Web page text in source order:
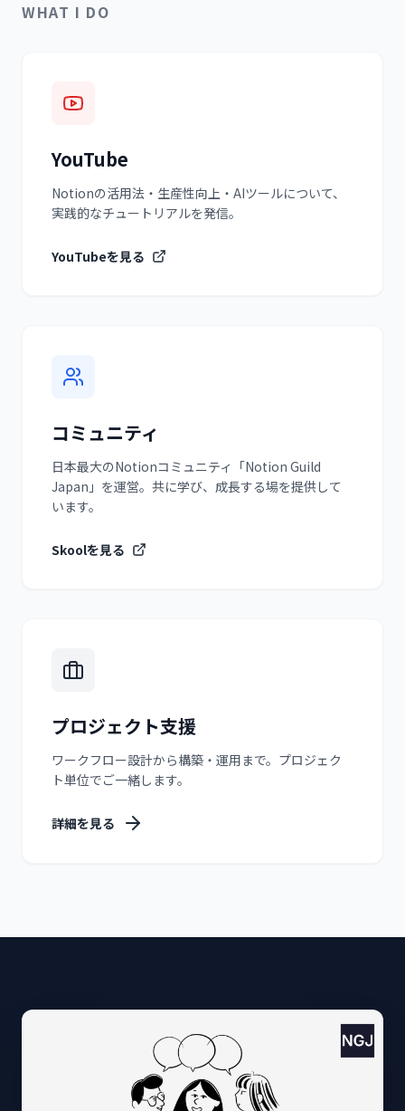
WHAT I DO
YouTube
Notionの活用法・生産性向上・AIツールについて、
実践的なチュートリアルを発信。
YouTubeを見る
コミュニティ
日本最大のNotionコミュニティ「Notion Guild
Japan」を運営。共に学び、成長する場を提供して
います。
Skoolを見る
プロジェクト支援
ワークフロー設計から構築・運用まで。プロジェク
ト単位でご一緒します。
詳細を見る